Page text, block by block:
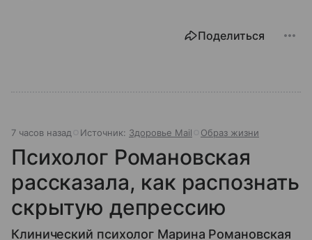
Поделиться
7 часов назад Источник: Здоровье Mail Образ жизни
Психолог Романовская
рассказала, как распознать
скрытую депрессию
Клинический психолог Марина Романовская